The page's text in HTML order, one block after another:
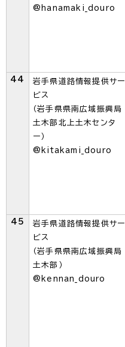
@hanamaki_douro
44
岩手県道路情報提供サー
ビス
（岩手県県南広域振興局
土木部北上土木センタ
ー）
@kitakami_douro
45
岩手県道路情報提供サー
ビス
（岩手県県南広域振興局
土木部）
@kennan_douro